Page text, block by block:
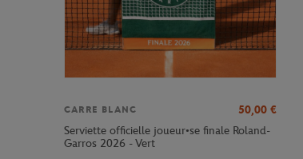
CARRE BLANC 50,00 €
Serviette officielle joueur•se finale Roland-
Garros 2026 - Vert